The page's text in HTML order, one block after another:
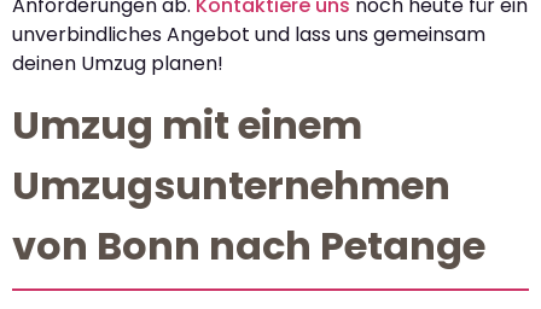
unverbindliches Angebot und lass uns gemeinsam
deinen Umzug planen!
Umzug mit einem
Umzugsunternehmen
von Bonn nach Petange